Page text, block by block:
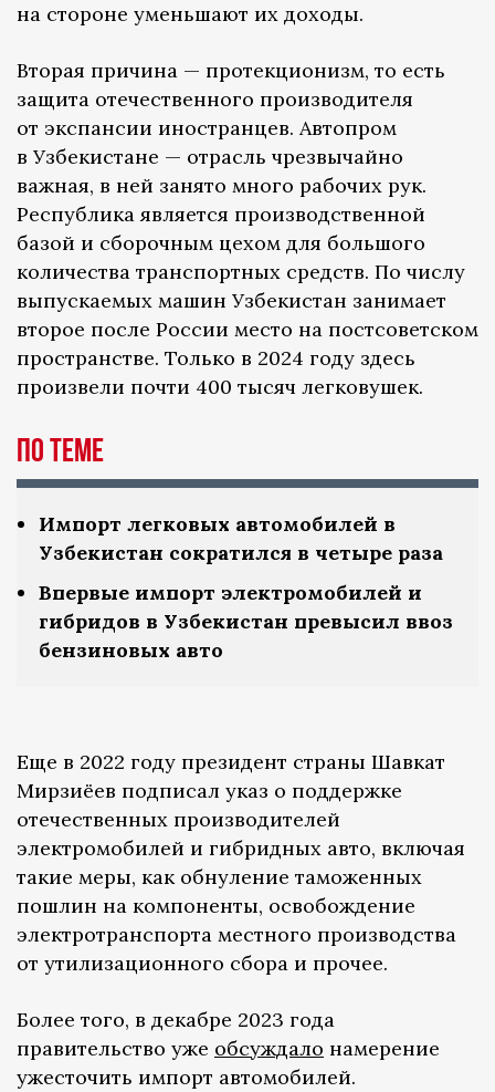
на стороне уменьшают их доходы.
Вторая причина — протекционизм, то есть
защита отечественного производителя
от экспансии иностранцев. Автопром
в Узбекистане — отрасль чрезвычайно
важная, в ней занято много рабочих рук.
Республика является производственной
базой и сборочным цехом для большого
количества транспортных средств. По числу
выпускаемых машин Узбекистан занимает
второе после России место на постсоветском
пространстве. Только в 2024 году здесь
произвели почти 400 тысяч легковушек.
По теме
Импорт легковых автомобилей в
Узбекистан сократился в четыре раза
Впервые импорт электромобилей и
гибридов в Узбекистан превысил ввоз
бензиновых авто
Еще в 2022 году президент страны Шавкат
Мирзиёев подписал указ о поддержке
отечественных производителей
электромобилей и гибридных авто, включая
такие меры, как обнуление таможенных
пошлин на компоненты, освобождение
электротранспорта местного производства
от утилизационного сбора и прочее.
Более того, в декабре 2023 года
правительство уже обсуждало намерение
ужесточить импорт автомобилей.